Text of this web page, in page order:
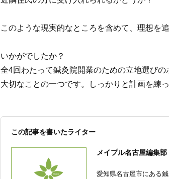
このような現実的なところを含めて、理想を
いかがでしたか？
全4回わたって鍼灸院開業のための立地選び
大切なことの一つです。しっかりと計画を練
この記事を書いたライター
メイプル名古屋編集部
愛知県名古屋市にある